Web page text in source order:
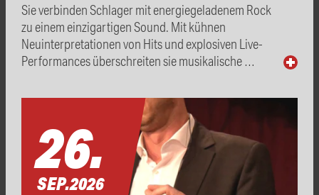
Sie verbinden Schlager mit energiegeladenem Rock
zu einem einzigartigen Sound. Mit kühnen
Neuinterpretationen von Hits und explosiven Live-
Performances überschreiten sie musikalische …
26.
SEP.2026